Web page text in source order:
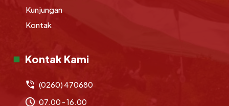
Kunjungan
Kontak
Kontak Kami
(0260) 470680
07.00 - 16.00